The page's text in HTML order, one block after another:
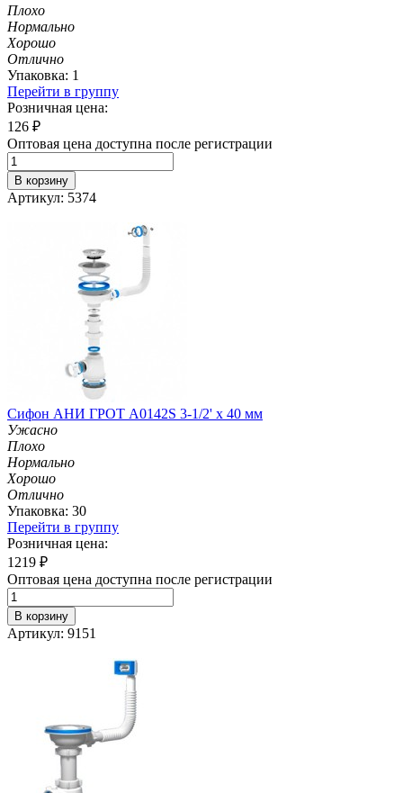
Плохо
Нормально
Хорошо
Отлично
Упаковка: 1
Перейти в группу
Розничная цена:
126 ₽
Оптовая цена доступна после регистрации
В корзину
Артикул: 5374
Сифон АНИ ГРОТ А0142S 3-1/2' х 40 мм
Ужасно
Плохо
Нормально
Хорошо
Отлично
Упаковка: 30
Перейти в группу
Розничная цена:
1219 ₽
Оптовая цена доступна после регистрации
В корзину
Артикул: 9151